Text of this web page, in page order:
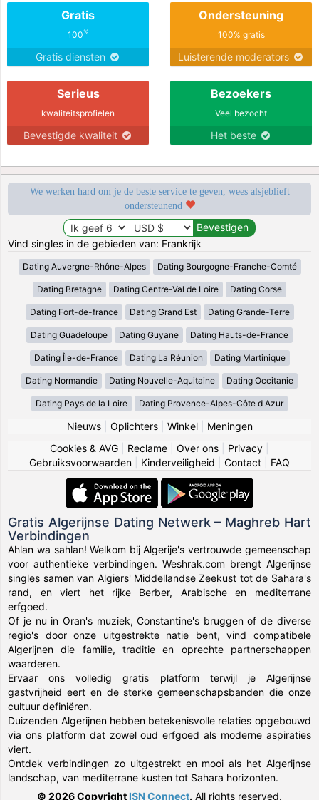
Gratis
100%
Gratis diensten
Ondersteuning
100% gratis
Luisterende moderators
Serieus
kwaliteitsprofielen
Bevestigde kwaliteit
Bezoekers
Veel bezocht
Het beste
We werken hard om je de beste service te geven, wees alsjeblieft
ondersteunend
Vind singles in de gebieden van: Frankrijk
Dating Auvergne-Rhône-Alpes Dating Bourgogne-Franche-Comté
Dating Bretagne Dating Centre-Val de Loire Dating Corse
Dating Fort-de-france Dating Grand Est Dating Grande-Terre
Dating Guadeloupe Dating Guyane Dating Hauts-de-France
Dating Île-de-France Dating La Réunion Dating Martinique
Dating Normandie Dating Nouvelle-Aquitaine Dating Occitanie
Dating Pays de la Loire Dating Provence-Alpes-Côte d Azur
Nieuws| Oplichters| Winkel| Meningen
Cookies & AVG
Reclame Over ons Privacy
Gebruiksvoorwaarden
Kinderveiligheid Contact FAQ
Gratis Algerijnse Dating Netwerk – Maghreb Hart
Verbindingen
Ahlan wa sahlan! Welkom bij Algerije's vertrouwde gemeenschap
voor authentieke verbindingen. Weshrak.com brengt Algerijnse
singles samen van Algiers' Middellandse Zeekust tot de Sahara's
rand, en viert het rijke Berber, Arabische en mediterrane
erfgoed.
Of je nu in Oran's muziek, Constantine's bruggen of de diverse
regio's door onze uitgestrekte natie bent, vind compatibele
Algerijnen die familie, traditie en oprechte partnerschappen
waarderen.
Ervaar ons volledig gratis platform terwijl je Algerijnse
gastvrijheid eert en de sterke gemeenschapsbanden die onze
cultuur definiëren.
Duizenden Algerijnen hebben betekenisvolle relaties opgebouwd
via ons platform dat zowel oud erfgoed als moderne aspiraties
viert.
Ontdek verbindingen zo uitgestrekt en mooi als het Algerijnse
landschap, van mediterrane kusten tot Sahara horizonten.
© 2026 Copyright ISN Connect. All rights reserved.